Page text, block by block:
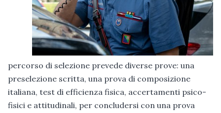
percorso di selezione prevede diverse prove: una
preselezione scritta, una prova di composizione
italiana, test di efficienza fisica, accertamenti psico-
fisici e attitudinali, per concludersi con una prova